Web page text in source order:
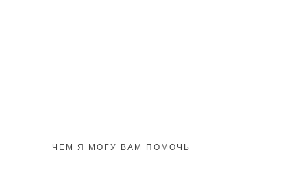
ЧЕМ Я МОГУ ВАМ ПОМОЧЬ